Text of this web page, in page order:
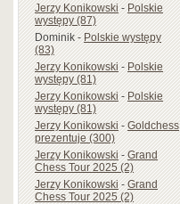
Jerzy Konikowski-Polskie
występy (87)
Dominik-Polskie występy
(83)
Jerzy Konikowski-Polskie
występy (81)
Jerzy Konikowski-Polskie
występy (81)
Jerzy Konikowski-Goldchess
prezentuje (300)
Jerzy Konikowski-Grand
Chess Tour 2025 (2)
Jerzy Konikowski-Grand
Chess Tour 2025 (2)